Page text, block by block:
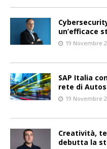
un’efficace
19 Novembre
SAP Italia
rete di
19 Novembre
Creatività,
debutta la